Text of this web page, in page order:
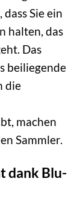
Sie ein
halten, das
Das
beiliegende
die
machen
Sammler.
dank Blu-